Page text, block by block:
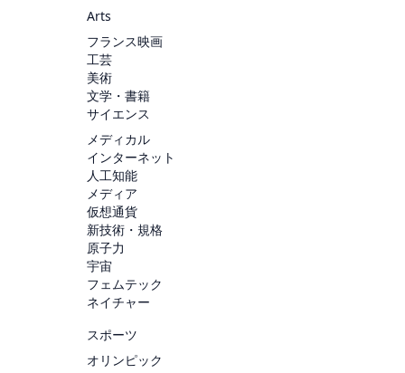
Arts
フランス映画
工芸
美術
文学・書籍
サイエンス
メディカル
インターネット
人工知能
メディア
仮想通貨
新技術・規格
原子力
宇宙
フェムテック
ネイチャー
スポーツ
オリンピック